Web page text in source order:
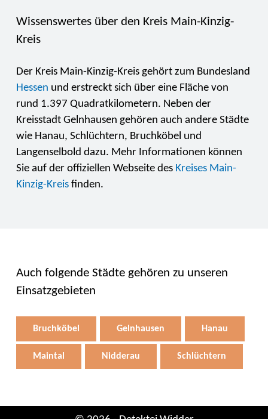
Wissenswertes über den Kreis Main-Kinzig-
Kreis
Der Kreis Main-Kinzig-Kreis gehört zum Bundesland
Hessen und erstreckt sich über eine Fläche von
rund 1.397 Quadratkilometern. Neben der
Kreisstadt Gelnhausen gehören auch andere Städte
wie Hanau, Schlüchtern, Bruchköbel und
Langenselbold dazu. Mehr Informationen können
Sie auf der offiziellen Webseite des Kreises Main-
Kinzig-Kreisfinden.
Auch folgende Städte gehören zu unseren
Einsatzgebieten
Bruchköbel Gelnhausen Hanau
Maintal Nidderau Schlüchtern